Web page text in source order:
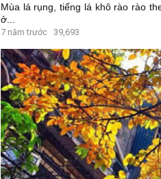
Mùa lá rụng, tiếng lá khô rào rào
ở...
7 năm trước 39,693